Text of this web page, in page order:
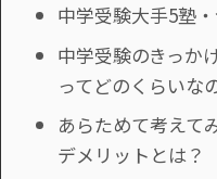
中学受験大手5塾
中学受験のきっか
ってどのくらいな
あらためて考えて
デメリットとは？